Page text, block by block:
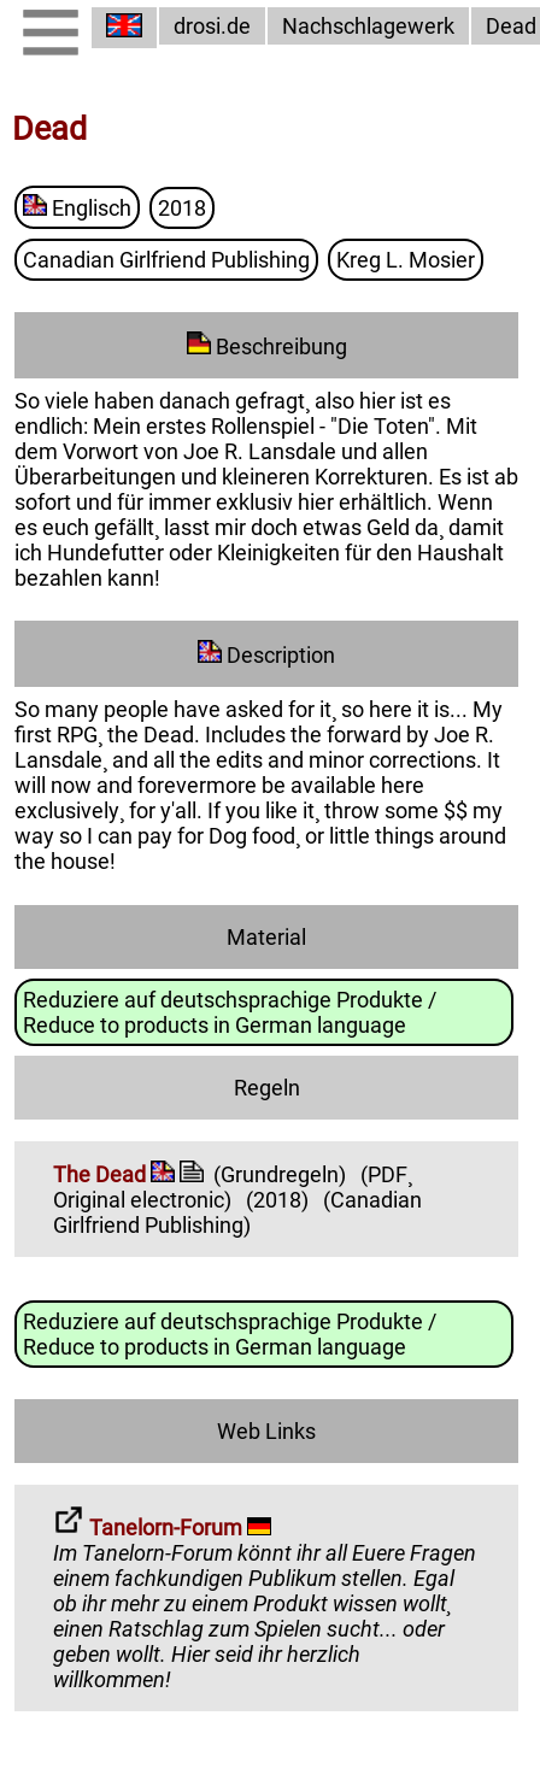
drosi.de Nachschlagewerk Dead
Dead
Englisch 2018
Canadian Girlfriend Publishing Kreg L. Mosier
Beschreibung
So viele haben danach gefragt¸ also hier ist es
endlich: Mein erstes Rollenspiel - "Die Toten". Mit
dem Vorwort von Joe R. Lansdale und allen
Überarbeitungen und kleineren Korrekturen. Es ist ab
sofort und für immer exklusiv hier erhältlich. Wenn
es euch gefällt¸ lasst mir doch etwas Geld da¸ damit
ich Hundefutter oder Kleinigkeiten für den Haushalt
bezahlen kann!
Description
So many people have asked for it¸ so here it is... My
first RPG¸ the Dead. Includes the forward by Joe R.
Lansdale¸ and all the edits and minor corrections. It
will now and forevermore be available here
exclusively¸ for y'all. If you like it¸ throw some $$ my
way so I can pay for Dog food¸ or little things around
the house!
Material
Reduziere auf deutschsprachige Produkte /
Reduce to products in German language
Regeln
The Dead (Grundregeln)
(PDF¸
Original electronic)
(2018)
(Canadian
Girlfriend Publishing)
Reduziere auf deutschsprachige Produkte /
Reduce to products in German language
Web Links
Tanelorn-Forum
Im Tanelorn-Forum könnt ihr all Euere Fragen
einem fachkundigen Publikum stellen. Egal
ob ihr mehr zu einem Produkt wissen wollt¸
einen Ratschlag zum Spielen sucht... oder
geben wollt. Hier seid ihr herzlich
willkommen!